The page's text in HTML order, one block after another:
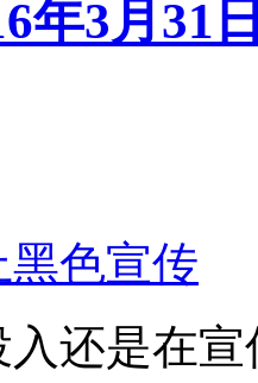
年3月31
色宣传
还是在